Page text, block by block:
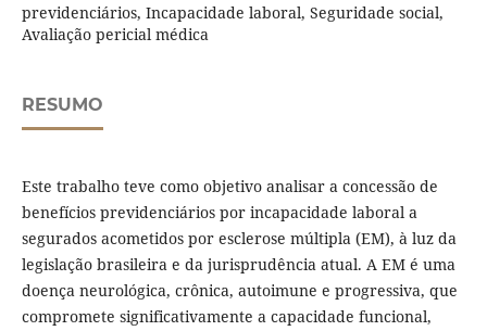
previdenciários, Incapacidade laboral, Seguridade social,
Avaliação pericial médica
RESUMO
Este trabalho teve como objetivo analisar a concessão de
benefícios previdenciários por incapacidade laboral a
segurados acometidos por esclerose múltipla (EM), à luz da
legislação brasileira e da jurisprudência atual. A EM é uma
doença neurológica, crônica, autoimune e progressiva, que
compromete significativamente a capacidade funcional,